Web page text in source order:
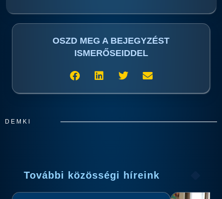
OSZD MEG A BEJEGYZÉST
ISMERŐSEIDDEL
DEMKI
További közösségi híreink